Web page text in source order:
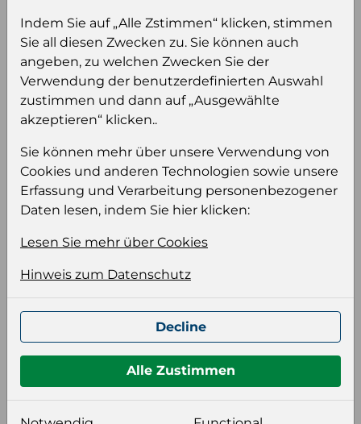
Sie müssen eingeloggt sein, um Preise zu
sehen und/oder dieses Produkt zu kaufen.
Einloggen Anmeldung für B2B Konto
Produktinformation
Ihre Produktdatei aus
Sprache
Keiner
Bildeinstellungen
Indem Sie auf „Alle Zstimmen“ klicken, stimmen
Sie all diesen Zwecken zu. Sie können auch
angeben, zu welchen Zwecken Sie der
Verwendung der benutzerdefinierten Auswahl
zustimmen und dann auf „Ausgewählte
akzeptieren“ klicken..
Sie können mehr über unsere Verwendung von
Cookies und anderen Technologien sowie unsere
Erfassung und Verarbeitung personenbezogener
Daten lesen, indem Sie hier klicken:
Lesen Sie mehr über Cookies
Hinweis zum Datenschutz
Decline
Alle Zustimmen